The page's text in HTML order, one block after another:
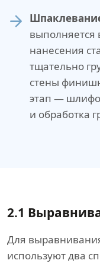
нанесения
тщательно
стены
этап —
и обработка
2.1
Для
используют два